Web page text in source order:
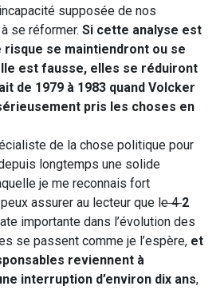
supposée de nos
se réformer. Si cette analyse est
risque se maintiendront ou se
est fausse, elles se réduiront
de 1979 à 1983 quand Volcker
pris les choses en
de la chose politique pour
longtemps une solide
je me reconnais fort
assurer au lecteur que le 42
importante dans l’évolution des
se passent comme je l’espère, et
reviennent à
interruption d’environ dix ans,